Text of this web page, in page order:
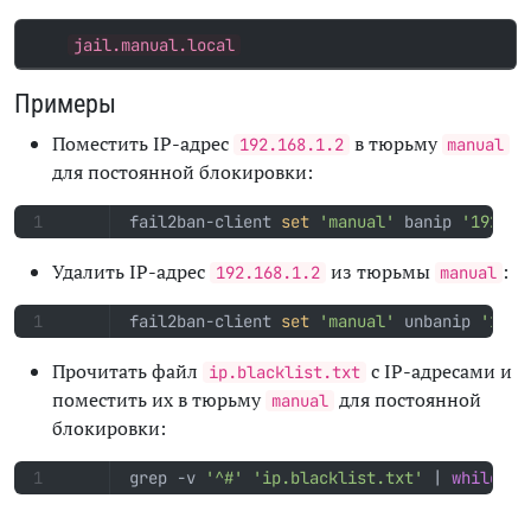
jail.manual.local
Примеры
Поместить IP-адрес 192.168.1.2 в тюрьму manual
для постоянной блокировки:
fail2ban-client set 'manual' banip
Удалить IP-адрес 192.168.1.2 из тюрьмы manual :
fail2ban-client set 'manual' unbanip
Прочитать файл ip.blacklist.txt с IP-адресами и
поместить их в тюрьму manual для постоянной
блокировки:
grep -v '^#' 'ip.blacklist.txt' | while